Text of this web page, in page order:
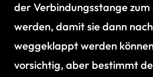
der Verbindungsstange
werden, damit sie dann
weggeklappt werden
vorsichtig, aber bestimmt